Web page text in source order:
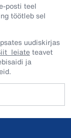
posti teel
töötleb sel
uudiskirjas
leiateteavet
ja